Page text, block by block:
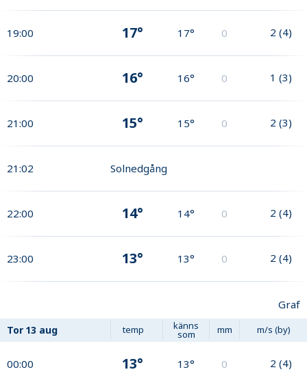
19:00 17° 17° 0 2 (4)
20:00 16° 16° 0 1 (3)
21:00 15° 15° 0 2 (3)
21:02 Solnedgång
22:00 14° 14° 0 2 (4)
23:00 13° 13° 0 2 (4)
Graf
Tor 13 aug temp känns
som mm m/s (by)
00:00 13° 13° 0 2 (4)